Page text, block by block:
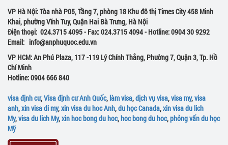
VP Hà Nội: Tòa nhà P05, Tầng 7, phòng 18 Khu đô thị Times City 458 Minh
Khai, phường Vĩnh Tuy, Quận Hai Bà Trưng, Hà Nội
Điện thoại: 024.3715 4095 - Fax: 024.3715 4094 - Hotline: 0904 30 9292
Email: info@anphuquoc.edu.vn
VP HCM: An Phú Plaza, 117 -119 Lý Chính Thắng, Phường 7, Quận 3, Tp. Hồ
Chí Minh
Hotline: 0904 666 840
visa định cư,Visa định cư Anh Quốc,làm visa,dịch vụ visa,visa my,visa
anh,xin visa di my,xin visa du hoc Anh,du học Canada,xin visa du lich
My,visa du lich My,xin hoc bong du hoc,hoc bong du hoc,phỏng vấn du học
Mỹ